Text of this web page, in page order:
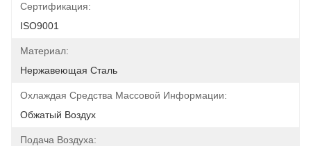
Сертификация:
ISO9001
Материал:
Нержавеющая Сталь
Охлаждая Средства Массовой Информации:
Обжатый Воздух
Подача Воздуха: